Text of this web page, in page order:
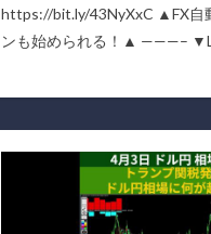
https://bit.ly/43NyXxC ▲FX自
ンも始められる！▲ ———–